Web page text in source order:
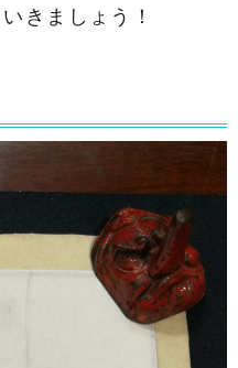
きましょう！